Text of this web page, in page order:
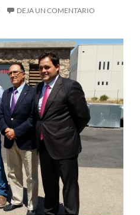
DEJA UN COMENTARIO